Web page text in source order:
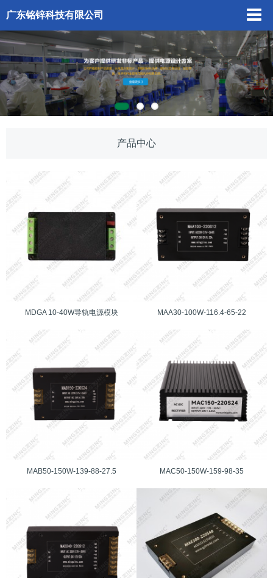
广东铭锌科技有限公司
产品中心
MDGA 10-40W导轨电源模块 MAA30-100W-116.4-65-22
MAB50-150W-139-88-27.5 MAC50-150W-159-98-35